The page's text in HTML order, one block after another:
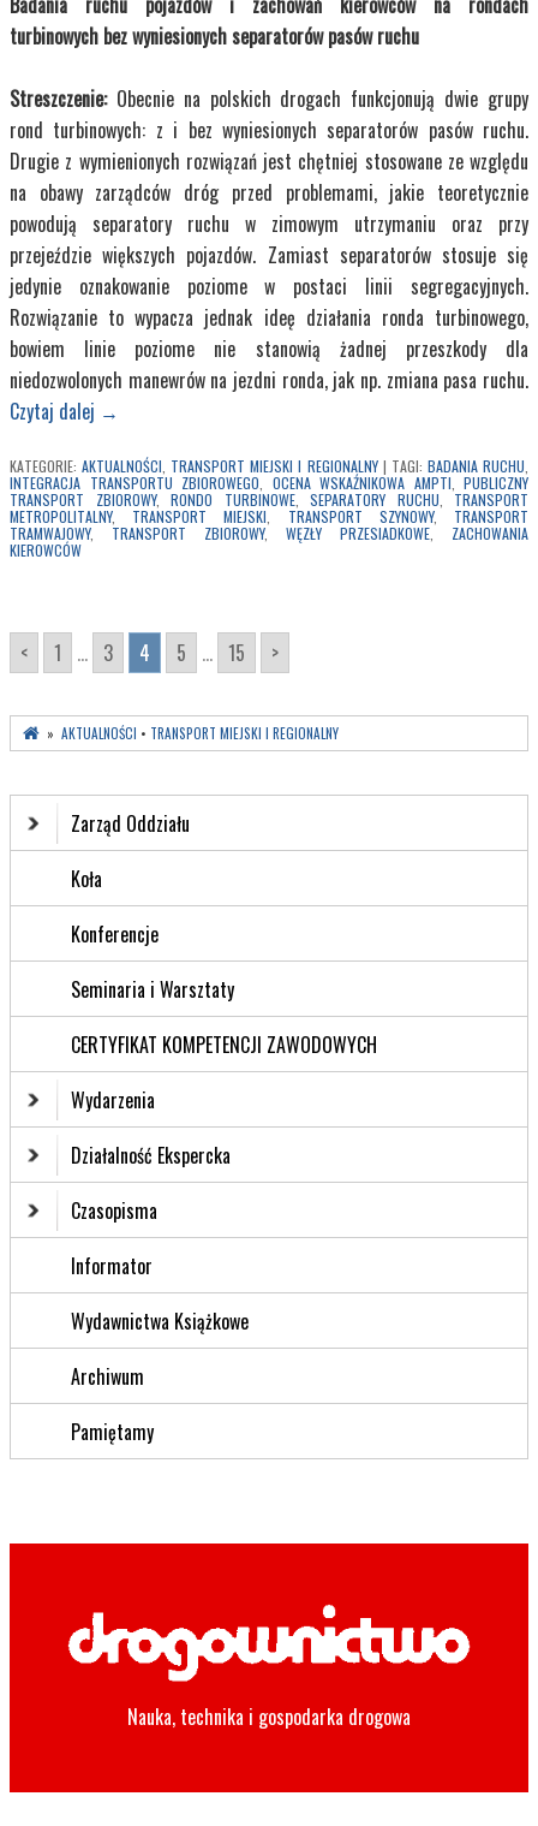
turbinowych bez wyniesionych separatorów pasów ruchu
Streszczenie: Obecnie na polskich drogach funkcjonują dwie grupy
rond turbinowych: z i bez wyniesionych separatorów pasów ruchu.
Drugie z wymienionych rozwiązań jest chętniej stosowane ze względu
na obawy zarządców dróg przed problemami, jakie teoretycznie
powodują separatory ruchu w zimowym utrzymaniu oraz przy
przejeździe większych pojazdów. Zamiast separatorów stosuje się
jedynie oznakowanie poziome w postaci linii segregacyjnych.
Rozwiązanie to wypacza jednak ideę działania ronda turbinowego,
bowiem linie poziome nie stanowią żadnej przeszkody dla
niedozwolonych manewrów na jezdni ronda, jak np. zmiana pasa ruchu.
Czytaj dalej →
KATEGORIE: AKTUALNOŚCI TRANSPORT MIEJSKI I REGIONALNY | TAGI: BADANIA RUCHU
INTEGRACJA TRANSPORTU ZBIOROWEGO
OCENA WSKAŹNIKOWA AMPTI
PUBLICZNY
TRANSPORT ZBIOROWY, RONDO TURBINOWE, SEPARATORY RUCHU
TRANSPORT
METROPOLITALNY, TRANSPORT MIEJSKI TRANSPORT SZYNOWY, TRANSPORT
TRAMWAJOWY, TRANSPORT ZBIOROWY, WĘZŁY PRZESIADKOWE
ZACHOWANIA
KIEROWCÓW
< 1 ... 3 4 5 ... 15 >
» AKTUALNOŚCI • TRANSPORT MIEJSKI I REGIONALNY
Zarząd Oddziału
Koła
Konferencje
Seminaria i Warsztaty
CERTYFIKAT KOMPETENCJI ZAWODOWYCH
Wydarzenia
Działalność Ekspercka
Czasopisma
Informator
Wydawnictwa Książkowe
Archiwum
Pamiętamy
Nauka, technika i gospodarka drogowa